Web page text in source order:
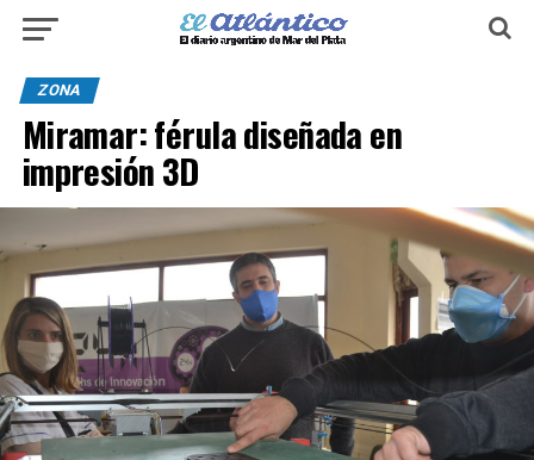
ZONA
Miramar: férula diseñada en
impresión 3D